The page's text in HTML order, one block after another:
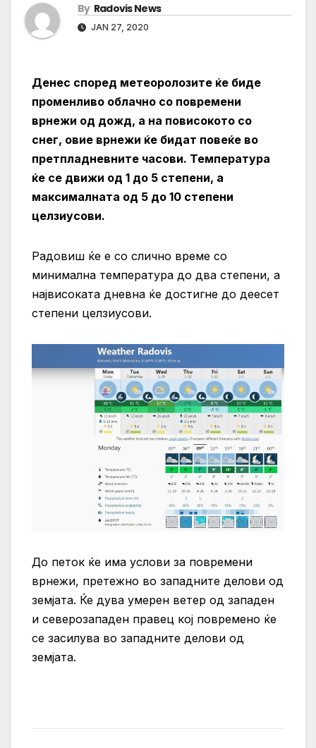
By Radovis News
JAN 27, 2020
Денес според метеоролозите ќе биде
променливо облачно со повремени
врнежи од дожд, а на повисокото со
снег, овие врнежи ќе бидат повеќе во
претпладневните часови. Температура
ќе се движи од 1 до 5 степени, а
максималната од 5 до 10 степени
целзиусови.
Радовиш ќе е со слично време со
минимална температура до два степени, а
највисоката дневна ќе достигне до деесет
степени целзиусови.
До петок ќе има услови за повремени
врнежи, претежно во западните делови од
земјата. Ќе дува умерен ветер од западен
и северозападен правец кој повремено ќе
се засилува во западните делови од
земјата.